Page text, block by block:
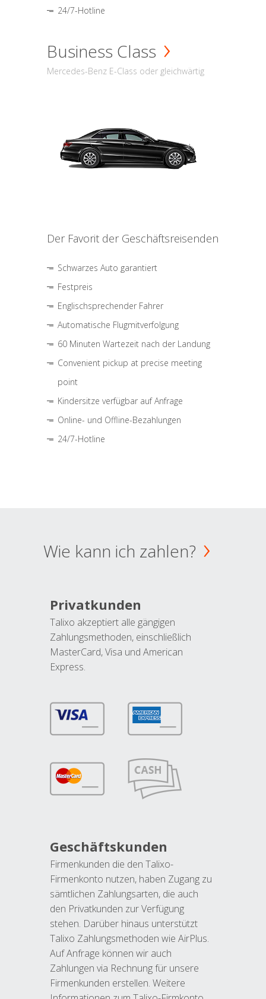
24/7-Hotline
Business Class
Mercedes-Benz E-Class oder gleichwärtig
Der Favorit der Geschäftsreisenden
Schwarzes Auto garantiert
Festpreis
Englischsprechender Fahrer
Automatische Flugmitverfolgung
60 Minuten Wartezeit nach der Landung
Convenient pickup at precise meeting
point
Kindersitze verfügbar auf Anfrage
Online- und Offline-Bezahlungen
24/7-Hotline
Wie kann ich zahlen?
Privatkunden
Talixo akzeptiert alle gängigen
Zahlungsmethoden, einschließlich
MasterCard, Visa und American
Express.
Geschäftskunden
Firmenkunden die den Talixo-
Firmenkonto nutzen, haben Zugang zu
sämtlichen Zahlungsarten, die auch
den Privatkunden zur Verfügung
stehen. Darüber hinaus unterstützt
Talixo Zahlungsmethoden wie AirPlus.
Auf Anfrage können wir auch
Zahlungen via Rechnung für unsere
Firmenkunden erstellen. Weitere